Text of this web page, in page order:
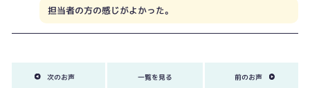
担当者の方の感じがよかった。
次のお声 一覧を見る 前のお声